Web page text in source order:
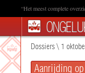
“Het meest complete
Dossiers\ 1
Aanrijding